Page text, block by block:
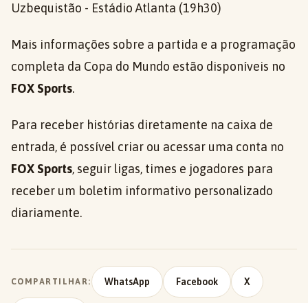
Uzbequistão - Estádio Atlanta (19h30)
Mais informações sobre a partida e a programação
completa da Copa do Mundo estão disponíveis no
FOX Sports.
Para receber histórias diretamente na caixa de
entrada, é possível criar ou acessar uma conta no
FOX Sports, seguir ligas, times e jogadores para
receber um boletim informativo personalizado
diariamente.
COMPARTILHAR: WhatsApp Facebook X